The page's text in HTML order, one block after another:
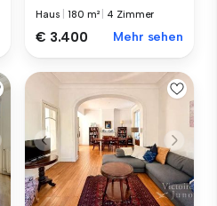
Haus |180 m² 4 Zimmer
€ 3.400 Mehr sehen